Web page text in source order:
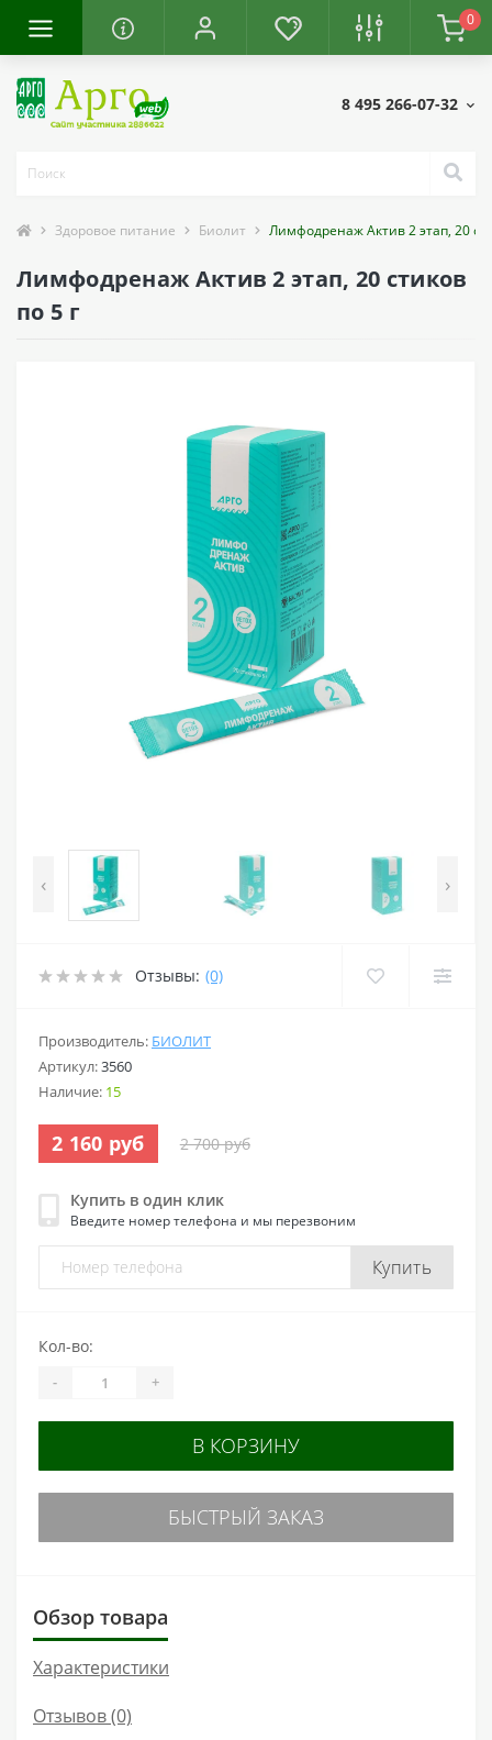
0
8 495 266-07-32
Здоровое питание Биолит Лимфодренаж Актив 2 этап, 20
Лимфодренаж Актив 2 этап, 20 стиков
по 5 г
‹ ›
Отзывы: (0)
Производитель: БИОЛИТ
Артикул:3560
Наличие: 15
2 160 руб 2 700 руб
Купить в один клик
Введите номер телефона и мы перезвоним
Купить
Кол-во:
- +
В КОРЗИНУ
БЫСТРЫЙ ЗАКАЗ
Обзор товара
Характеристики
Отзывов (0)